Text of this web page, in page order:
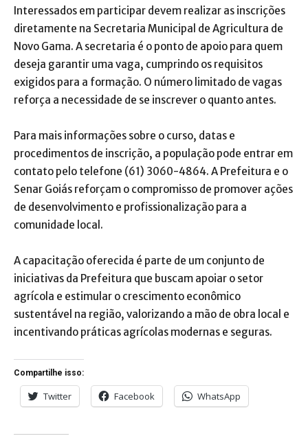
Interessados em participar devem realizar as inscrições
diretamente na Secretaria Municipal de Agricultura de
Novo Gama. A secretaria é o ponto de apoio para quem
deseja garantir uma vaga, cumprindo os requisitos
exigidos para a formação. O número limitado de vagas
reforça a necessidade de se inscrever o quanto antes.
Para mais informações sobre o curso, datas e
procedimentos de inscrição, a população pode entrar em
contato pelo telefone (61) 3060-4864. A Prefeitura e o
Senar Goiás reforçam o compromisso de promover ações
de desenvolvimento e profissionalização para a
comunidade local.
A capacitação oferecida é parte de um conjunto de
iniciativas da Prefeitura que buscam apoiar o setor
agrícola e estimular o crescimento econômico
sustentável na região, valorizando a mão de obra local e
incentivando práticas agrícolas modernas e seguras.
Compartilhe isso:
Twitter Facebook WhatsApp